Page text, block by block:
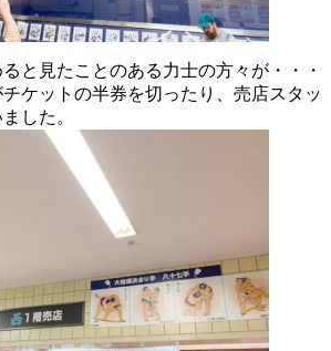
と見たことのある力士の方々が・・・
ケットの半券を切ったり、売店スタッ
した。